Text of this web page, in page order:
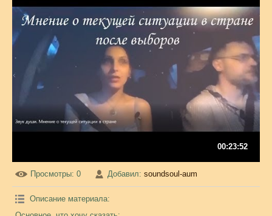
00:23:52
Просмотры: 0 Добавил: soundsoul-aum
Описание материала: